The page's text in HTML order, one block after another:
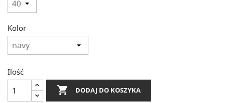
Kolor
Ilość
 DODAJ DO KOSZYKA